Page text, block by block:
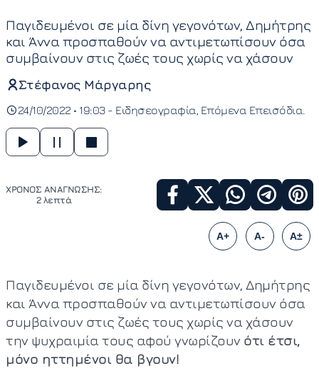
Παγιδευμένοι σε μία δίνη γεγονότων, Δημήτρης
και Άννα προσπαθούν να αντιμετωπίσουν όσα
συμβαίνουν στις ζωές τους χωρίς να χάσουν
Στέφανος Μάργαρης
24/10/2022 • 19:03 - Ειδησεογραφία Επόμενα Επεισόδια
ΧΡΟΝΟΣ ΑΝΑΓΝΩΣΗΣ:
2 λεπτά
A+ A- A±
Παγιδευμένοι σε μία δίνη γεγονότων, Δημήτρης
και Άννα προσπαθούν να αντιμετωπίσουν όσα
συμβαίνουν στις ζωές τους χωρίς να χάσουν
την ψυχραιμία τους αφού γνωρίζουν ότι έτσι,
μόνο ηττημένοι θα βγουν!